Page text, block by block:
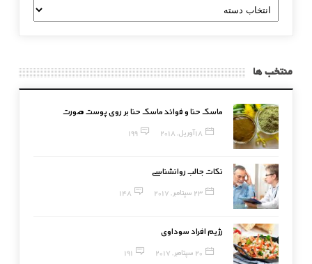
دسته
بندی
منتخب ها
ماسک حنا و فوائد ماسک حنا بر روی پوست صورت
18 آوریل, 2018 199
نکات جالب روانشناسی
23 سپتامبر, 2017 148
رژیم افراد سوداوی
20 سپتامبر, 2017 191